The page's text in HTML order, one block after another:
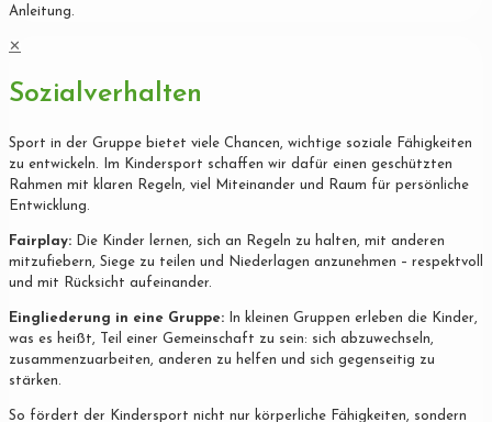
Anleitung.
✕
Sozialverhalten
Sport in der Gruppe bietet viele Chancen, wichtige soziale Fähigkeiten
zu entwickeln. Im Kindersport schaffen wir dafür einen geschützten
Rahmen mit klaren Regeln, viel Miteinander und Raum für persönliche
Entwicklung.
Fairplay: Die Kinder lernen, sich an Regeln zu halten, mit anderen
mitzufiebern, Siege zu teilen und Niederlagen anzunehmen – respektvoll
und mit Rücksicht aufeinander.
Eingliederung in eine Gruppe: In kleinen Gruppen erleben die Kinder,
was es heißt, Teil einer Gemeinschaft zu sein: sich abzuwechseln,
zusammenzuarbeiten, anderen zu helfen und sich gegenseitig zu
stärken.
So fördert der Kindersport nicht nur körperliche Fähigkeiten, sondern